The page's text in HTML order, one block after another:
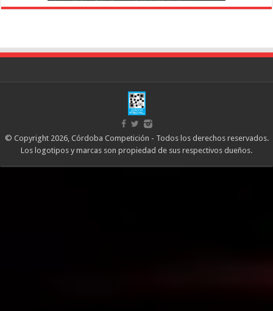
© Copyright 2026, Córdoba Competición - Todos los derechos reservados.
Los logotipos y marcas son propiedad de sus respectivos dueños.